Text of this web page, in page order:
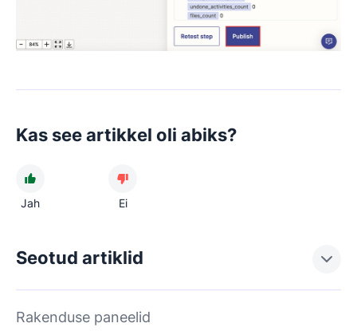
Kas see artikkel oli abiks?
Jah Ei
Seotud artiklid
Rakenduse paneelid